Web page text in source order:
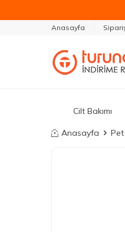
Anasayfa
Cilt Bakımı
Anasayfa